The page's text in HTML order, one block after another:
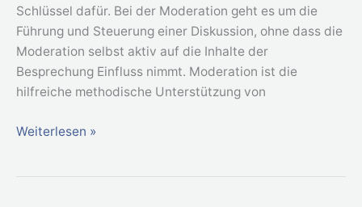
Schlüssel dafür. Bei der Moderation geht es um die
Führung und Steuerung einer Diskussion, ohne dass die
Moderation selbst aktiv auf die Inhalte der
Besprechung Einfluss nimmt. Moderation ist die
hilfreiche methodische Unterstützung von
Weiterlesen »